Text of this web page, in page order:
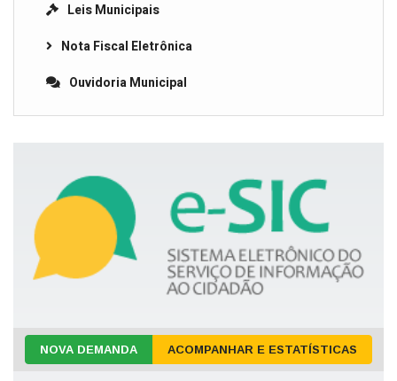
Leis Municipais
Nota Fiscal Eletrônica
Ouvidoria Municipal
NOVA DEMANDA ACOMPANHAR E ESTATÍSTICAS